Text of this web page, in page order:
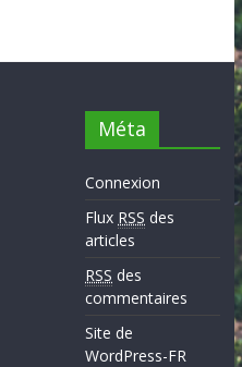
Méta
Connexion
Flux RSS des
articles
RSS des
commentaires
Site de
WordPress-FR